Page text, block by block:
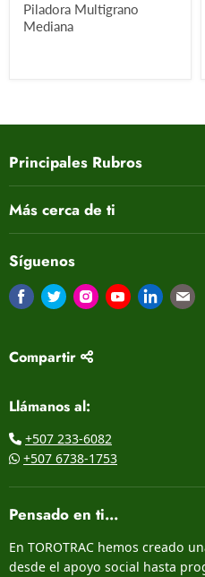
Piladora Multigrano
Mediana
Principales Rubros
Más cerca de ti
Síguenos
Encuéntrenos en Facebook
Encuéntrenos en Twitter
Encuéntrenos en
Compartir
Llámanos al:
+507 233-6082
+507 6738-1753
Pensado en ti...
En TOROTRAC hemos creado
desde el apoyo social hasta